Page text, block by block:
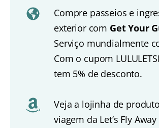
Compre passeios e
exterior com Get Your
Serviço mundialmente
Com o cupom
tem 5% de desconto.
Veja a lojinha de
viagem da Let’s Fly